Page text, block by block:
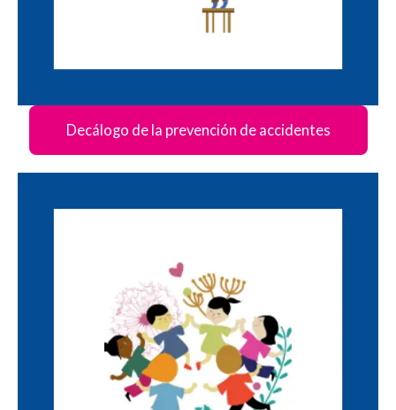
Decálogo de la prevención de accidentes